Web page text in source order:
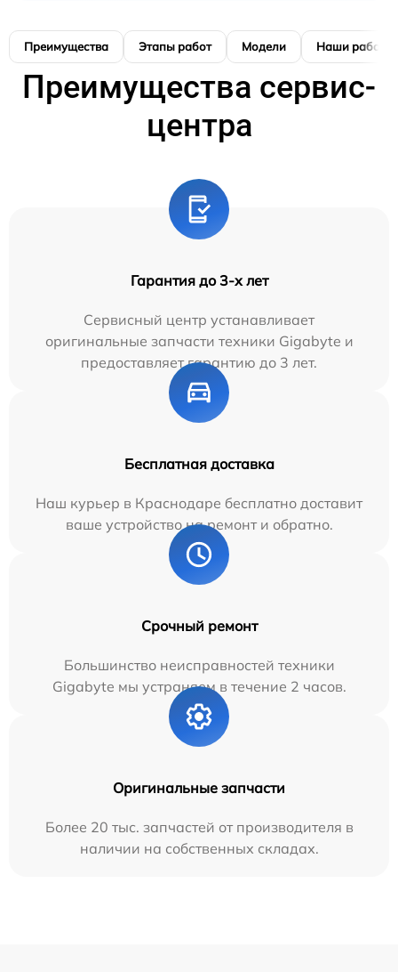
Преимущества Этапы работ Модели Наши работы
Преимущества сервис-
центра
Гарантия до 3-х лет
Сервисный центр устанавливает
оригинальные запчасти техники Gigabyte и
предоставляет гарантию до 3 лет.
Бесплатная доставка
Наш курьер в Краснодаре бесплатно доставит
ваше устройство на ремонт и обратно.
Срочный ремонт
Большинство неисправностей техники
Gigabyte мы устраняем в течение 2 часов.
Оригинальные запчасти
Более 20 тыс. запчастей от производителя в
наличии на собственных складах.